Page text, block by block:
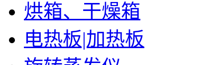
烘箱、干燥箱
电热板|加热板